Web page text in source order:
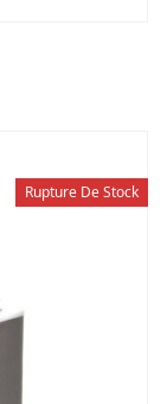
Rupture De Stock